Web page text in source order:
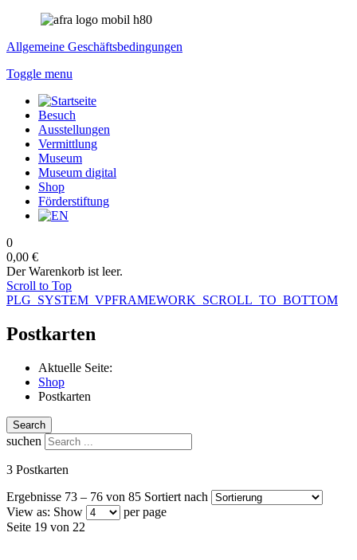
Allgemeine Geschäftsbedingungen
Toggle menu
Besuch
Ausstellungen
Vermittlung
Museum
Museum digital
Shop
Förderstiftung
0
0,00 €
Der Warenkorb ist leer.
Scroll to Top
PLG_SYSTEM_VPFRAMEWORK_SCROLL_TO_BOTTOM
Postkarten
Aktuelle Seite:
Shop
Postkarten
Search
suchen
3 Postkarten
Ergebnisse 73 – 76 von 85 Sortiert nach
View as: Show
per page
Seite 19 von 22